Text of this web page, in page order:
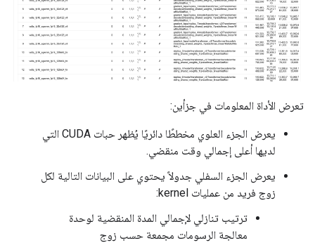
تعرض الأداة المعلومات في جزأين:
يعرض الجزء العلوي مخططًا دائريًا يُظهر حبات CUDA التي
لديها أعلى إجمالي وقت منقضي.
يعرض الجزء السفلي جدولاً يحتوي على البيانات التالية لكل
زوج فريد من عمليات kernel:
ترتيب تنازلي لإجمالي المدة المنقضية لوحدة
معالجة الرسومات مجمعة حسب زوج